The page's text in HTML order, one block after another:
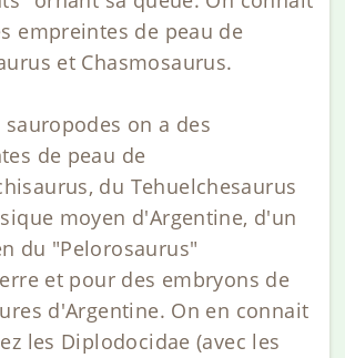
empreintes de peau de
et Chasmosaurus.
sauropodes on a des
de peau de
du Tehuelchesaurus
moyen d'Argentine, d'un
du "Pelorosaurus"
et pour des embryons de
d'Argentine. On en connait
les Diplodocidae (avec les